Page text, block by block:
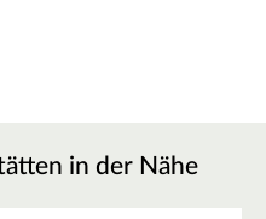
in der Nähe